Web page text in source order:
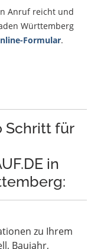
Anruf reicht und
Württemberg
Formular.
Schritt für
in
zu Ihrem
Baujahr,